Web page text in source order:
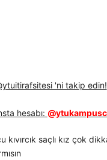
'ni takip edin!
hesabı:
saçlı kız çok